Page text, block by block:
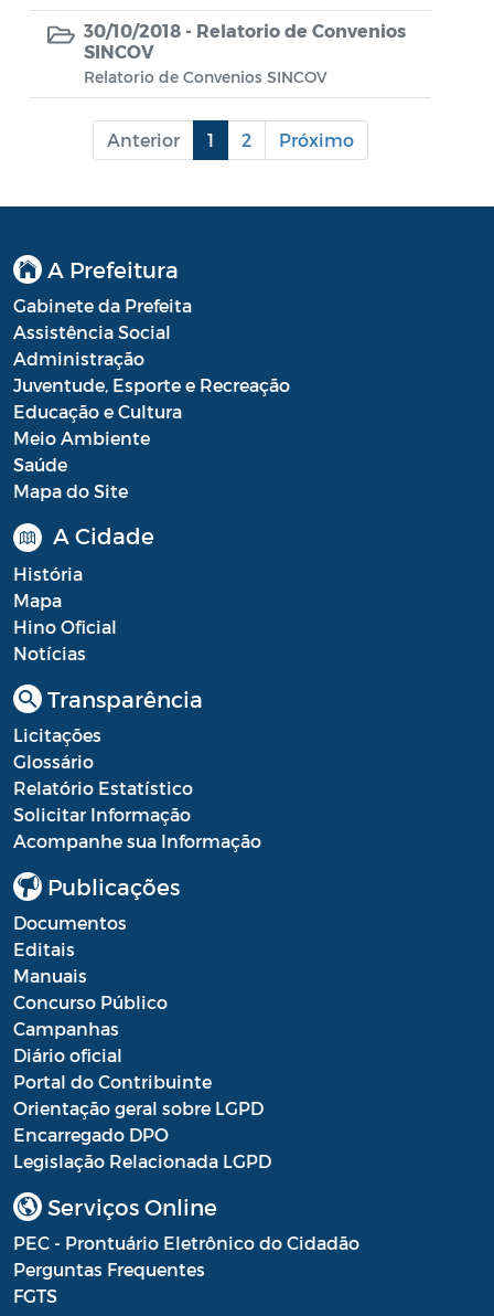
Extrato de Inexigibilidade
Instruções Normativas
JARI - Junta Recursos de Infração de
Portal do Contribuinte
Portaria Gabinete
Portarias Sobre o Coronavírus COVID-19
Processo Seletivo
Processo Seletivo Secretaria de Educação
Pronunciamento do Dirigente
Recursos Transferidos ao Município para
o enfrentamento à COVID-19
PORTARIA SETUR
Relação dos Fiscais de Contrato
Resolução Sobre o Coronavírus COVID-19
Portaria PROGE
30/10/2018 - Relatorio de Convenios
SINCOV
Relatorio de Convenios SINCOV
Anterior 1 2 Próximo
A Prefeitura
Gabinete da Prefeita
Assistência Social
Administração
Juventude, Esporte e Recreação
Educação e Cultura
Meio Ambiente
Saúde
Mapa do Site
A Cidade
História
Mapa
Hino Oficial
Notícias
Transparência
Licitações
Glossário
Relatório Estatístico
Solicitar Informação
Acompanhe sua Informação
Publicações
Documentos
Editais
Manuais
Concurso Público
Campanhas
Diário oficial
Portal do Contribuinte
Orientação geral sobre LGPD
Encarregado DPO
Legislação Relacionada LGPD
Serviços Online
PEC - Prontuário Eletrônico do Cidadão
Perguntas Frequentes
FGTS